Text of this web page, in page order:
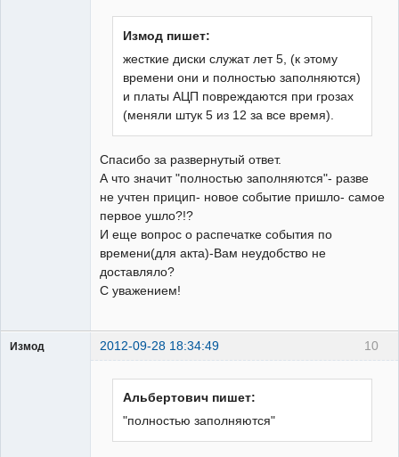
Измод пишет:
жесткие диски служат лет 5, (к этому
времени они и полностью заполняются)
и платы АЦП повреждаются при грозах
(меняли штук 5 из 12 за все время).
Спасибо за развернутый ответ.
А что значит "полностью заполняются"- разве
не учтен прицип- новое событие пришло- самое
первое ушло?!?
И еще вопрос о распечатке события по
времени(для акта)-Вам неудобство не
доставляло?
С уважением!
10
Измод 2012-09-28 18:34:49
Альбертович пишет:
"полностью заполняются"